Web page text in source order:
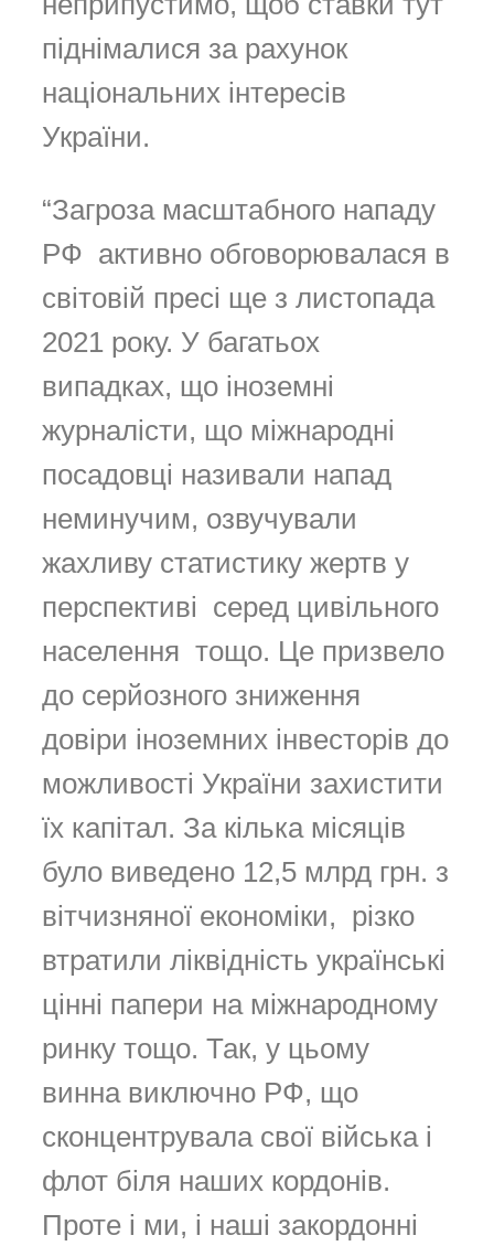
піднімалися за рахунок
національних інтересів
України.
“Загроза масштабного нападу
РФ активно обговорювалася в
світовій пресі ще з листопада
2021 року. У багатьох
випадках, що іноземні
журналісти, що міжнародні
посадовці називали напад
неминучим, озвучували
жахливу статистику жертв у
перспективі серед цивільного
населення тощо. Це призвело
до серйозного зниження
довіри іноземних інвесторів до
можливості України захистити
їх капітал. За кілька місяців
було виведено 12,5 млрд грн. з
вітчизняної економіки, різко
втратили ліквідність українські
цінні папери на міжнародному
ринку тощо. Так, у цьому
винна виключно РФ, що
сконцентрувала свої війська і
флот біля наших кордонів.
Проте і ми, і наші закордонні